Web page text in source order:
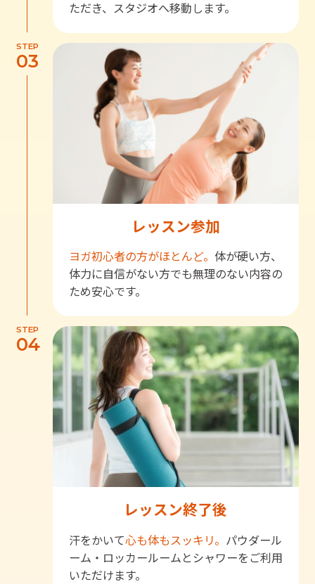
ただき、スタジオへ移動します。
STEP
03
レッスン参加
ヨガ初心者の方がほとんど。 体が硬い方、
体力に自信がない方でも無理のない内容の
ため安心です。
STEP
04
レッスン終了後
汗をかいて心も体もスッキリ。 パウダール
ーム・ロッカールームとシャワーをご利用
いただけます。